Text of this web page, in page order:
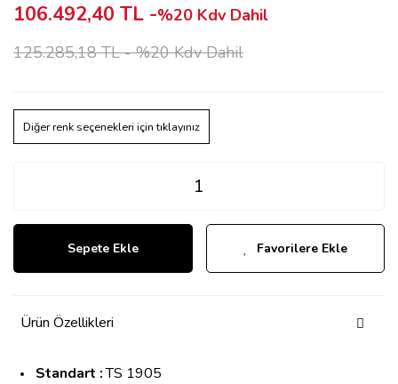
106.492,40 TL -%20 Kdv Dahil
125.285,18 TL -%20 Kdv Dahil
Diğer renk seçenekleri için tıklayınız
Sepete Ekle Favorilere Ekle
Ürün Özellikleri
Standart :TS 1905